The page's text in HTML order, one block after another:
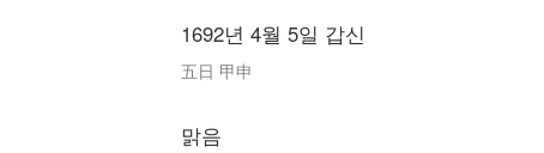
1692년 4월 5일 갑신
五日 甲申
맑음